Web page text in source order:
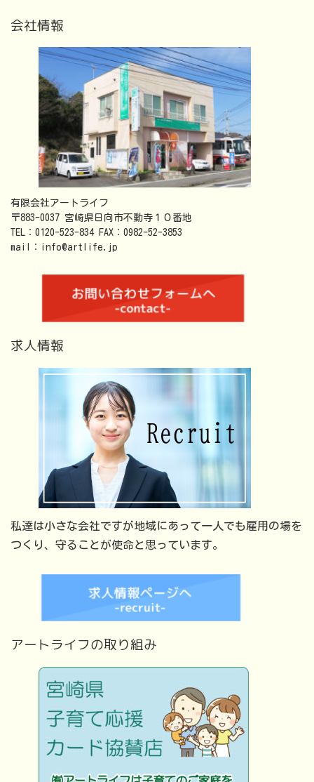
会社情報
有限会社アートライフ
〒883-0037 宮崎県日向市不動寺１０番地
TEL：0120-523-834 FAX：0982-52-3853
mail：info@artlife.jp
求人情報
私達は小さな会社ですが地域にあって一人でも雇用の場を
つくり、守ることが使命と思っています。
アートライフの取り組み